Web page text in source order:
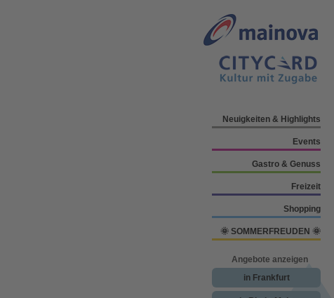
Neuigkeiten & Highlights
Events
Gastro & Genuss
Freizeit
Shopping
🌞 SOMMERFREUDEN 🌞
Angebote anzeigen
in Frankfurt